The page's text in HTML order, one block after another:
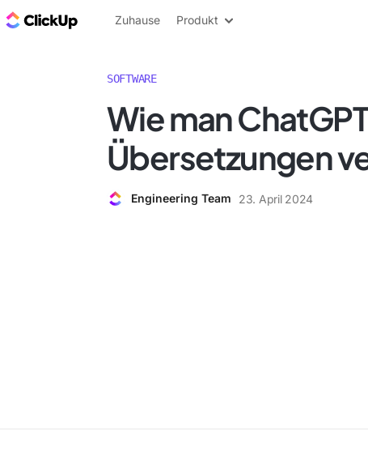
ClickUp Blog
Zuhause Produkt
SOFTWARE
Wie man
Übersetzungen
Engineering Team 23. April 2024